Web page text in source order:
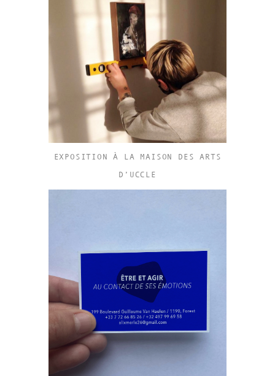
EXPOSITION À LA MAISON DES ARTS
D’UCCLE